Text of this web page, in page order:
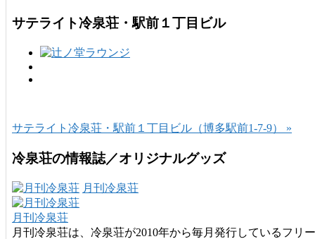
サテライト冷泉荘・駅前１丁目ビル
サテライト冷泉荘・駅前１丁目ビル（博多駅前1-7-9） »
冷泉荘の情報誌／オリジナルグッズ
月刊冷泉荘
月刊冷泉荘
月刊冷泉荘は、冷泉荘が2010年から毎月発行しているフリー